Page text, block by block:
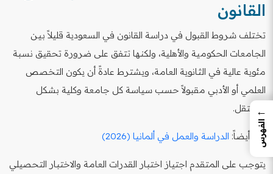
القانون
تختلف شروط القبول في دراسة القانون في السعودية قليلاً بين
الجامعات الحكومية والأهلية، ولكنها تتفق على ضرورة تحقيق نسبة
مئوية عالية في الثانوية العامة، ويشترط عادةً أن يكون التخصص
العلمي أو الأدبي مقبولاً حسب سياسة كل جامعة وكلية بشكل
مستقل.
اقرأ أيضاً: الدراسة والعمل في ألمانيا (2026)
يتوجب على المتقدم اجتياز اختبار القدرات العامة والاختبار التحصيلي
←
الفهرس